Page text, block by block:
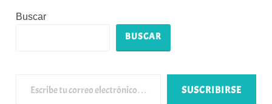
Buscar
BUSCAR
SUSCRIBIRSE